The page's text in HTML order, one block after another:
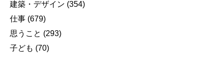
建築・デザイン (354)
仕事 (679)
思うこと (293)
子ども (70)